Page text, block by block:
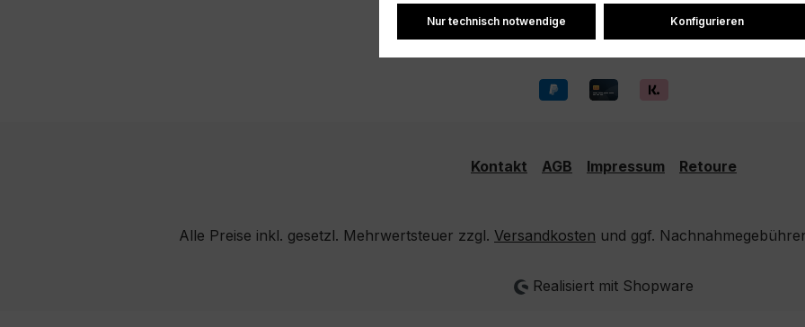
Kontakt AGB Impressum Retoure
Alle Preise inkl. gesetzl. Mehrwertsteuer zzgl. Versandkosten und ggf.
Realisiert mit Shopware
Nur technisch notwendige Konfigurieren